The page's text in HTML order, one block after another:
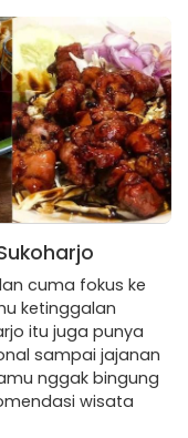
cuma fokus ke
ketinggalan
itu juga punya
sampai jajanan
nggak bingung
wisata